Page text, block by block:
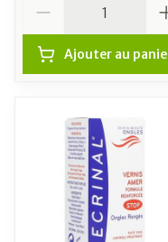
Ajouter au